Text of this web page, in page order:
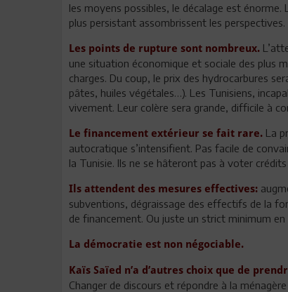
les moyens possibles, le décalage est
plus persistant assombrissent les
Les points de rupture sont nombreux.
une situation économique et sociale des plus
charges. Du coup, le prix des hydrocarbures
pâtes, huiles végétales…). Les Tunisiens,
vivement. Leur colère sera grande, difficile à
Le financement extérieur se fait rare. La
autocratique s’intensifient. Pas facile de
la Tunisie. Ils ne se hâteront pas à voter
Ils attendent des mesures effectives:
subventions, dégraissage des effectifs de la
de financement. Ou juste un strict minimum en
La démocratie est non négociable.
Kaïs Saïed n’a d’autres choix que de
Changer de discours et répondre à la